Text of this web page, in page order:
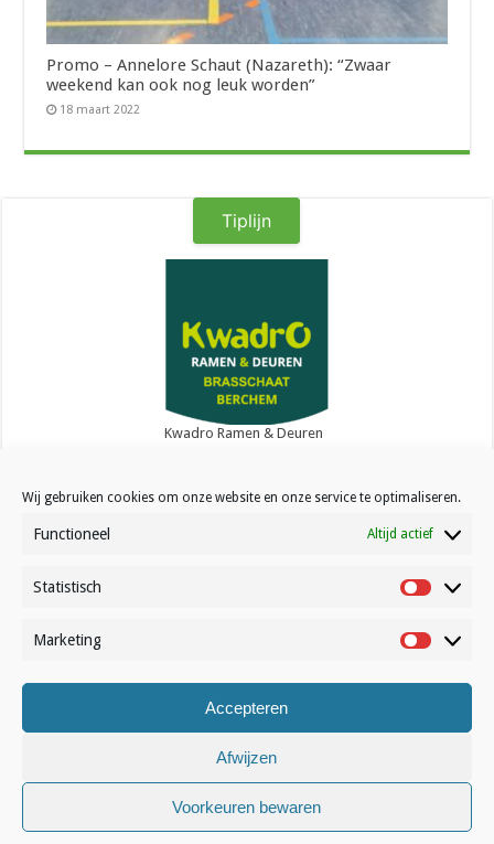
Wij gebruiken cookies om onze website en onze service te optimaliseren.
Functioneel Altijd actief
Statistisch Statistisch
Marketing
Accepteren
Afwijzen
Voorkeuren bewaren
Promo – Annelore Schaut (Nazareth): “Zwaar
weekend kan ook nog leuk worden”
18 maart 2022
Tiplijn
Kwadro Ramen & Deuren
Contact
© Volleynews.be2026
Algemene voorwaarden|Privacy
Nederlands